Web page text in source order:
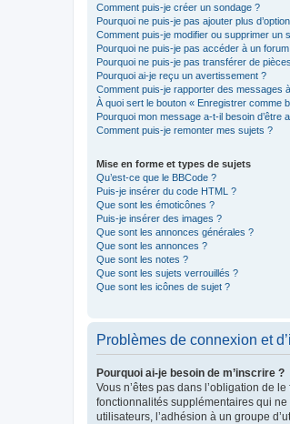
Comment puis-je créer un sondage ?
Pourquoi ne puis-je pas ajouter plus
Comment puis-je modifier ou supprimer un
Pourquoi ne puis-je pas accéder à un
Pourquoi ne puis-je pas transférer de
Pourquoi ai-je reçu un avertissement ?
Comment puis-je rapporter des messages
À quoi sert le bouton « Enregistrer comme
Pourquoi mon message a-t-il besoin d’être
Comment puis-je remonter mes sujets ?
Mise en forme et types de sujets
Qu’est-ce que le BBCode ?
Puis-je insérer du code HTML ?
Que sont les émoticônes ?
Puis-je insérer des images ?
Que sont les annonces générales ?
Que sont les annonces ?
Que sont les notes ?
Que sont les sujets verrouillés ?
Que sont les icônes de sujet ?
Problèmes de connexion et
Pourquoi ai-je besoin de m’inscrire ?
Vous n’êtes pas dans l’obligation de
fonctionnalités supplémentaires qui ne
utilisateurs, l’adhésion à un groupe